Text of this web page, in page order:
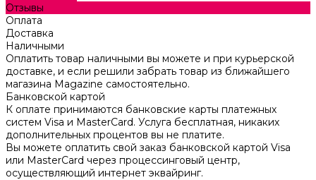
Отзывы
Оплата
Доставка
Наличными
Оплатить товар наличными вы можете и при курьерской
доставке, и если решили забрать товар из ближайшего
магазина Magazine самоcтоятельно.
Банковской картой
К оплате принимаются банковские карты платежных
систем Visa и MasterCard. Услуга бесплатная, никаких
дополнительных процентов вы не платите.
Вы можете оплатить свой заказ банковской картой Visa
или MasterCard через процессинговый центр,
осуществляющий интернет эквайринг.